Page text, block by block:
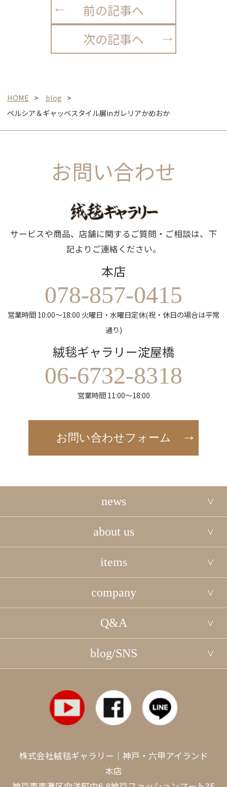
前の記事へ
次の記事へ
HOME
blog
ペルシア＆ギャッベスタイル展inガレリアかめおか
お問い合わせ
サービスや商品、店舗に関するご質問・ご相談は、下
記よりご連絡ください。
本店
078-857-0415
営業時間 10:00～18:00 火曜日・水曜日定休(祝・休日の場合は平常
通り)
絨毯ギャラリー淀屋橋
06-6732-8318
営業時間 11:00～18:00
お問い合わせフォーム
news
about us
items
company
Q&A
blog/SNS
株式会社絨毯ギャラリー｜神戸・六甲アイランド
本店